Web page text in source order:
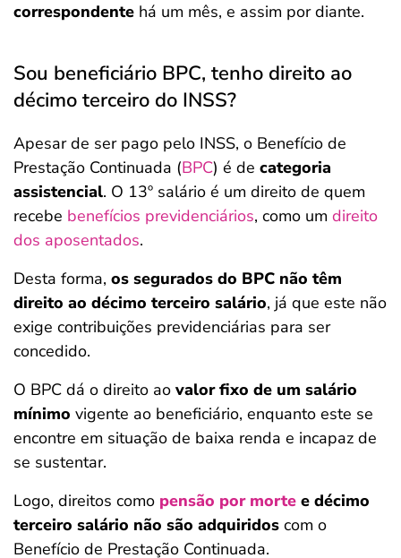
correspondente há um mês, e assim por diante.
Sou beneficiário BPC, tenho direito ao
décimo terceiro do INSS?
Apesar de ser pago pelo INSS, o Benefício de
Prestação Continuada (BPC) é de categoria
assistencial. O 13º salário é um direito de quem
recebe benefícios previdenciários, como um direito
dos aposentados.
Desta forma, os segurados do BPC não têm
direito ao décimo terceiro salário, já que este não
exige contribuições previdenciárias para ser
concedido.
O BPC dá o direito ao valor fixo de um salário
mínimo vigente ao beneficiário, enquanto este se
encontre em situação de baixa renda e incapaz de
se sustentar.
Logo, direitos como pensão por morte e décimo
terceiro salário não são adquiridos com o
Benefício de Prestação Continuada.